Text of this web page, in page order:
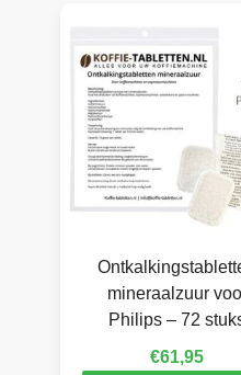
mineraalzuur
Philips – 72
€61,95